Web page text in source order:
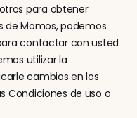
para obtener
de Momos, podemos
contactar con usted
utilizar la
cambios en los
Condiciones de uso o